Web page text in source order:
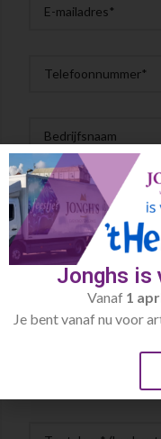
Jonghs is
Vanaf 1
Je bent vanaf nu voor